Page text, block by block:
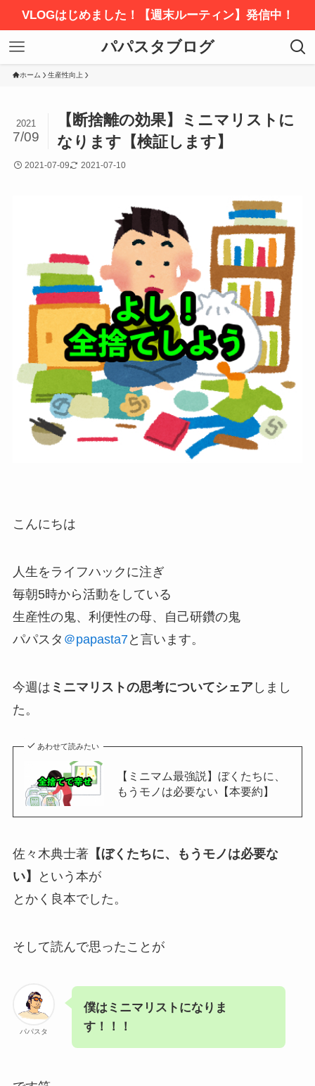
VLOGはじめました！【週末ルーティン】発信中！
パパスタブログ
ホーム 生産性向上
【断捨離の効果】ミニマリストに
なります【検証します】
2021
7/09
2021-07-09 2021-07-10
こんにちは
人生をライフハックに注ぎ
毎朝5時から活動をしている
生産性の鬼、利便性の母、自己研鑽の鬼
パパスタ ＠papasta7と言います。
今週は ミニマリストの思考についてシェアしまし
た。
あわせて読みたい
【ミニマム最強説】ぼくたちに、
もうモノは必要ない【本要約】
佐々木典士著【ぼくたちに、もうモノは必要な
い】
という本が
とかく良本でした。
そして読んで思ったことが
パパスタ
僕はミニマリストになりま
す！！！